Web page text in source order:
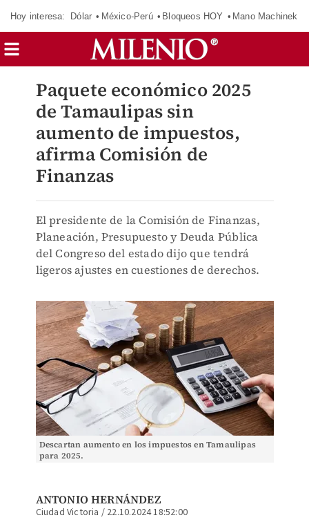
Hoy interesa: Dólar México-Perú Bloqueos HOY Mano Machinek
Paquete económico 2025
de Tamaulipas sin
aumento de impuestos,
afirma Comisión de
Finanzas
El presidente de la Comisión de Finanzas,
Planeación, Presupuesto y Deuda Pública
del Congreso del estado dijo que tendrá
ligeros ajustes en cuestiones de derechos.
Descartan aumento en los impuestos en Tamaulipas
para 2025.
ANTONIO HERNÁNDEZ
Ciudad Victoria / 22.10.2024 18:52:00